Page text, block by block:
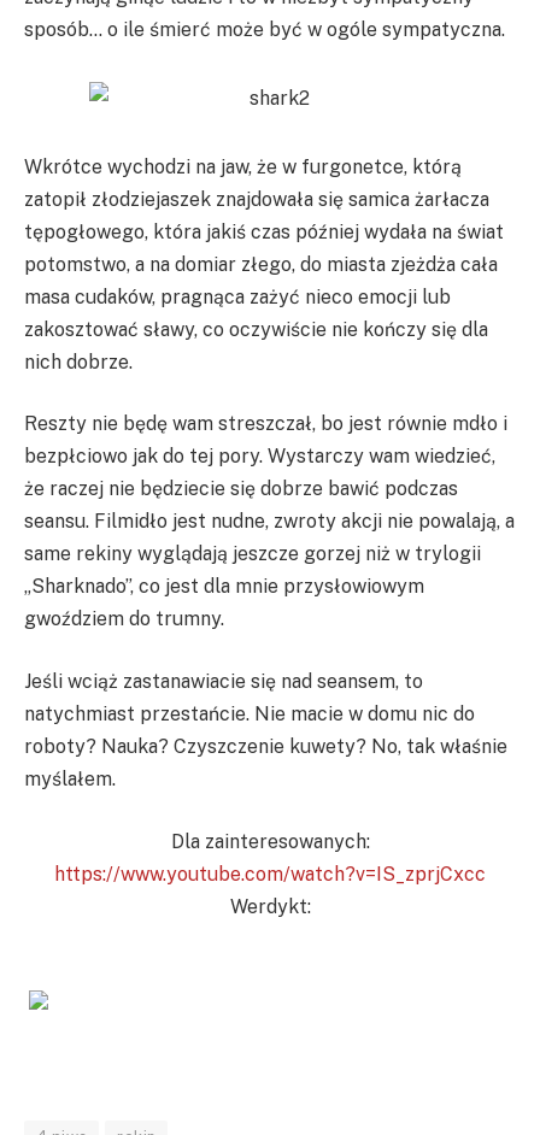
sposób… o ile śmierć może być w ogóle sympatyczna.
Wkrótce wychodzi na jaw, że w furgonetce, którą
zatopił złodziejaszek znajdowała się samica żarłacza
tępogłowego, która jakiś czas później wydała na świat
potomstwo, a na domiar złego, do miasta zjeżdża cała
masa cudaków, pragnąca zażyć nieco emocji lub
zakosztować sławy, co oczywiście nie kończy się dla
nich dobrze.
Reszty nie będę wam streszczał, bo jest równie mdło i
bezpłciowo jak do tej pory. Wystarczy wam wiedzieć,
że raczej nie będziecie się dobrze bawić podczas
seansu. Filmidło jest nudne, zwroty akcji nie powalają, a
same rekiny wyglądają jeszcze gorzej niż w trylogii
„Sharknado”, co jest dla mnie przysłowiowym
gwoździem do trumny.
Jeśli wciąż zastanawiacie się nad seansem, to
natychmiast przestańcie. Nie macie w domu nic do
roboty? Nauka? Czyszczenie kuwety? No, tak właśnie
myślałem.
Dla zainteresowanych:
https://www.youtube.com/watch?v=IS_zprjCxcc
Werdykt: